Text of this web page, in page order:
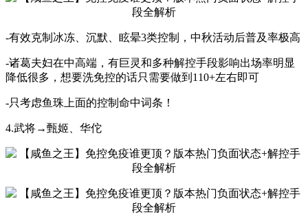
-有效克制冰冻、沉默、眩晕3类控制，中秋活动后普及率极高
-诸葛夫妇在中高端，有巨灵和多种解控手段影响出场率明显
降低很多，想要洗免控的话只需要做到110+左右即可
-只考虑鱼珠上面的控制命中词条！
4.武将→甄姬、华佗